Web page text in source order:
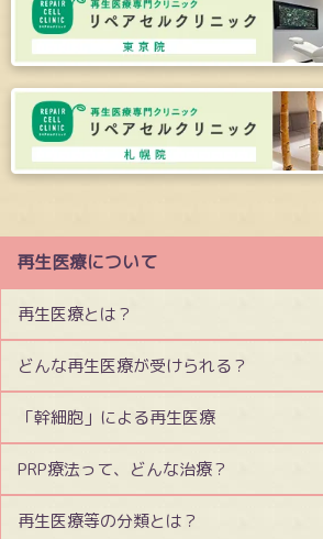
再生医療について
再生医療とは？
どんな再生医療が受けられる？
「幹細胞」による再生医療
PRP療法って、どんな治療？
再生医療等の分類とは？